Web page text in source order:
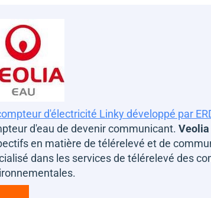
d'électricité Linky développé par
d'eau de devenir communicant. Veolia
en matière de télérelevé et de
dans les services de télérelevé des